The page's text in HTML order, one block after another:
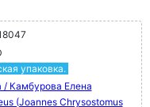
упаковка.
/ Камбурова Елена
(Joannes Chrysostomus